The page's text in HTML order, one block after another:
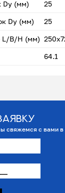
Dу (мм) 25
Dу (мм) 25
L/B/H (мм)
64.1
свяжемся с вами